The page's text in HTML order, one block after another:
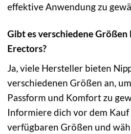
effektive Anwendung zu
Gibt es verschiedene Größen
Erectors?
Ja, viele Hersteller bieten
verschiedenen Größen an,
Passform und Komfort zu
Informiere dich vor dem
verfügbaren Größen und